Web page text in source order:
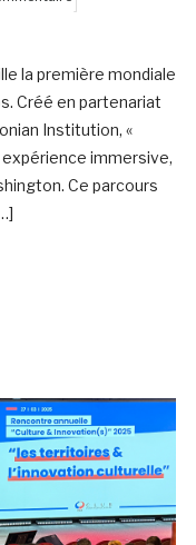
la première mondiale
Créé en partenariat
Institution, «
immersive,
Ce parcours